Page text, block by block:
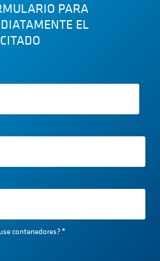
PARA
EL
contenedores?*